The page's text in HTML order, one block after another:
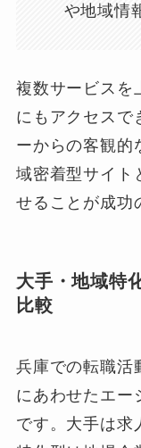
や地域情
複数サービスを
にもアクセスで
ーからの客観的
域密着型サイト
せることが成功
大手・地域特
比較
兵庫での転職活
にあわせたエー
です。大手は求